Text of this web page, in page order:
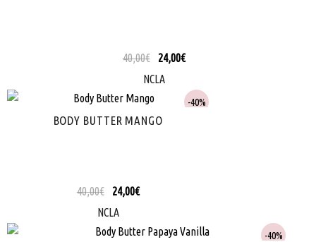
40,00€ 24,00€
NCLA
40%
BODY BUTTER MANGO
40,00€ 24,00€
NCLA
40%